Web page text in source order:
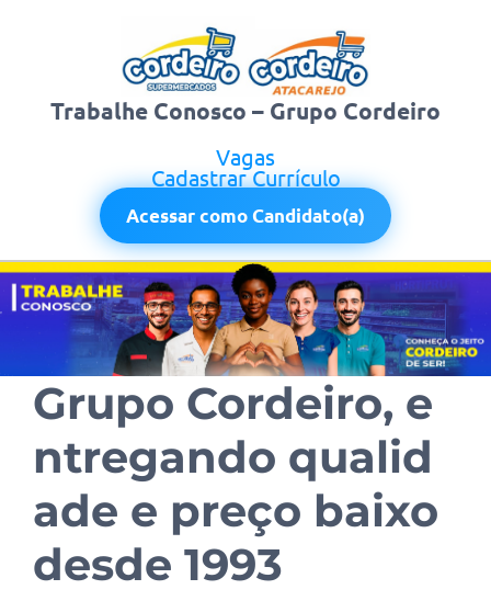
Trabalhe Conosco – Grupo Cordeiro
Vagas
Cadastrar Currículo
Acessar como Candidato(a)
Grupo Cordeiro, e
ntregando qualid
ade e preço baixo
desde 1993